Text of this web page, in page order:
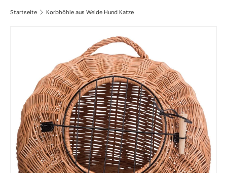
Startseite Korbhöhle aus Weide Hund Katze
Zu Produktinformationen springen